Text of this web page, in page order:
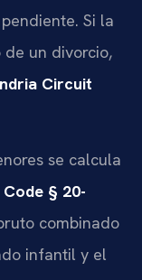
Si la
un divorcio,
Circuit
se calcula
Code § 20-
combinado
infantil y el